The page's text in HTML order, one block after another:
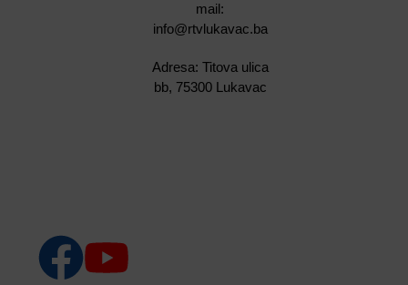
mail:
info@rtvlukavac.ba
Adresa: Titova ulica
bb, 75300 Lukavac